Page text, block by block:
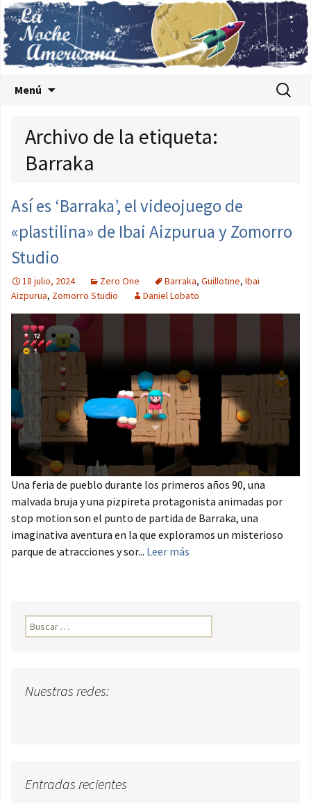
Menú Buscar:
Archivo de la etiqueta:
Barraka
Así es ‘Barraka’, el videojuego de
«plastilina» de Ibai Aizpurua y Zomorro
Studio
18 julio, 2024 Zero One Barraka, Guillotine, Ibai
Aizpurua, Zomorro Studio Daniel Lobato
Una feria de pueblo durante los primeros años 90, una
malvada bruja y una pizpireta protagonista animadas por
stop motion son el punto de partida de Barraka, una
imaginativa aventura en la que exploramos un misterioso
parque de atracciones y sor... Leer más
Buscar:
Nuestras redes:
Entradas recientes